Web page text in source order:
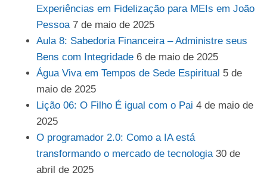
Experiências em Fidelização para MEIs em João
Pessoa 7 de maio de 2025
Aula 8: Sabedoria Financeira – Administre seus
Bens com Integridade 6 de maio de 2025
Água Viva em Tempos de Sede Espiritual 5 de
maio de 2025
Lição 06: O Filho É igual com o Pai 4 de maio de
2025
O programador 2.0: Como a IA está
transformando o mercado de tecnologia 30 de
abril de 2025